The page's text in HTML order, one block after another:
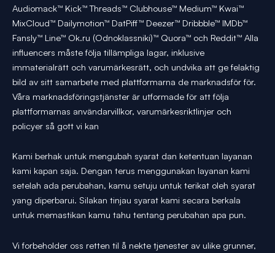
Audiomack™ Kick™ Threads™ Clubhouse™ Medium™ Kwai™
MixCloud™ Dailymotion™ DatPiff™ Deezer™ Dribbble™ IMDb™
Fansly™ Line™ Ok.ru (Odnoklassniki)™ Quora™ och Reddit™ Alla
influencers måste följa tillämpliga lagar, inklusive
immaterialrätt och varumärkesrätt, och undvika att ge felaktig
bild av sitt samarbete med plattformarna de marknadsför för.
Våra marknadsföringstjänster är utformade för att följa
plattformarnas användarvillkor, varumärkesriktlinjer och
policyer så gott vi kan
Kami berhak untuk mengubah syarat dan ketentuan layanan
kami kapan saja. Dengan terus menggunakan layanan kami
setelah ada perubahan, kamu setuju untuk terikat oleh syarat
yang diperbarui. Silakan tinjau syarat kami secara berkala
untuk memastikan kamu tahu tentang perubahan apa pun.
Vi forbeholder oss retten til å nekte tjenester av ulike grunner,